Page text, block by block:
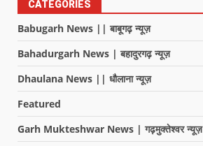
CATEGORIES
Babugarh News || बाबूगढ़ न्यूज़
Bahadurgarh News | बहादुरगढ़ न्यूज़
Dhaulana News || धौलाना न्यूज़
Featured
Garh Mukteshwar News | गढ़मुक्तेश्वर न्यूज़